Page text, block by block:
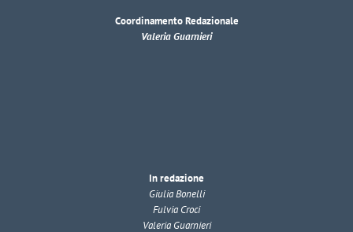
Coordinamento Redazionale
Valeria Guarnieri
In redazione
Giulia Bonelli
Fulvia Croci
Valeria Guarnieri